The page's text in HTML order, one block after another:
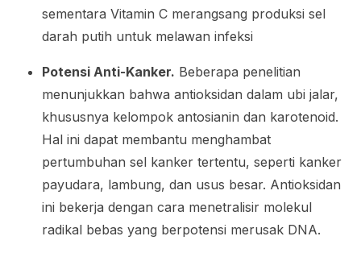
sementara Vitamin C merangsang produksi sel
darah putih untuk melawan infeksi
Potensi Anti-Kanker. Beberapa penelitian
menunjukkan bahwa antioksidan dalam ubi jalar,
khususnya kelompok antosianin dan karotenoid.
Hal ini dapat membantu menghambat
pertumbuhan sel kanker tertentu, seperti kanker
payudara, lambung, dan usus besar. Antioksidan
ini bekerja dengan cara menetralisir molekul
radikal bebas yang berpotensi merusak DNA.